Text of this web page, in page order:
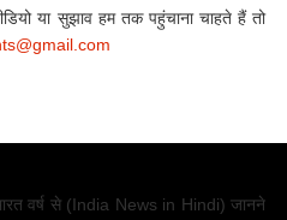
या सुझाव हम तक पहुंचाना चाहते हैं तो
वर्ष से (India News in Hindi) जानने